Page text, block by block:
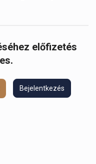
előfizetés
Bejelentkezés